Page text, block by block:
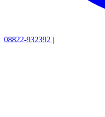
08822-932392 |